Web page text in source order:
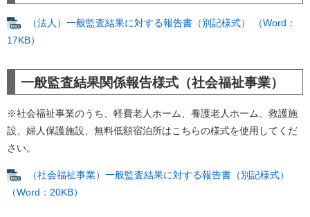
（法人）一般監査結果に対する報告書（別記様式） （Word：
17KB）
一般監査結果関係報告様式（社会福祉事業）
※社会福祉事業のうち、軽費老人ホーム、養護老人ホーム、救護施
設、婦人保護施設、無料低額宿泊所はこちらの様式を使用してくだ
さい。
（社会福祉事業）一般監査結果に対する報告書（別記様式）
（Word：20KB）